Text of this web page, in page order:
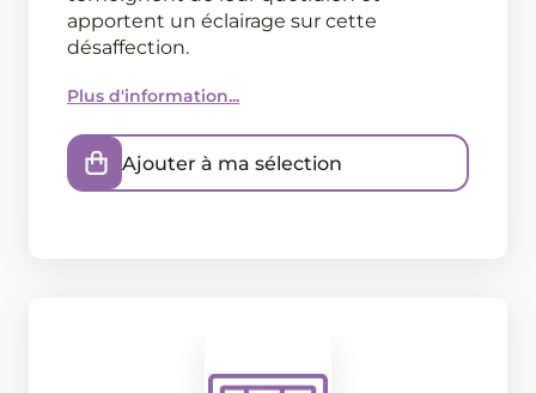
apportent un éclairage sur cette
désaffection.
Plus d'information...
Ajouter à ma sélection